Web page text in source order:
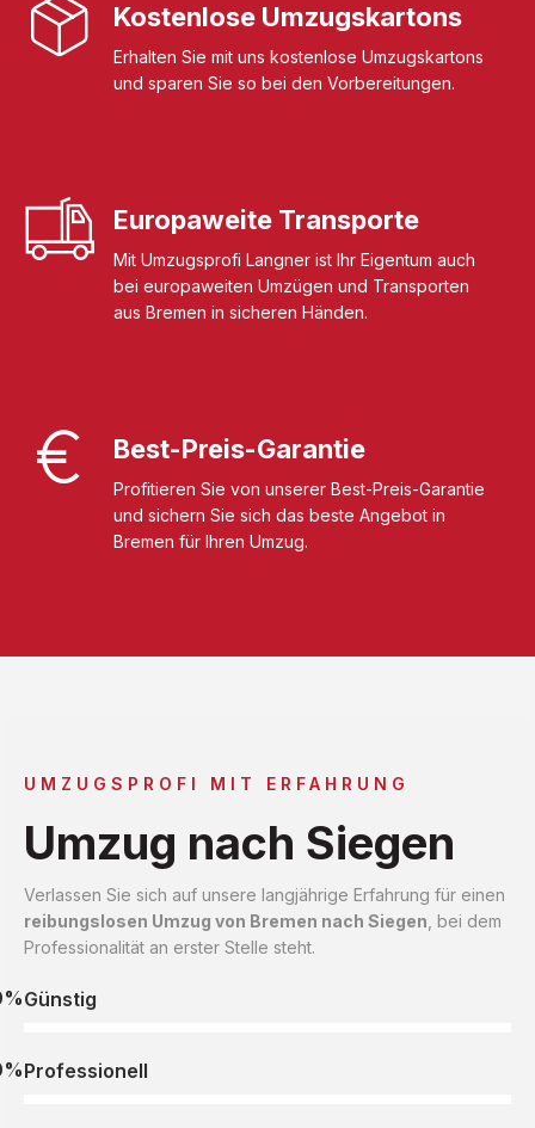
Kostenlose Umzugskartons
Erhalten Sie mit uns kostenlose Umzugskartons
und sparen Sie so bei den Vorbereitungen.
Europaweite Transporte
Mit Umzugsprofi Langner ist Ihr Eigentum auch
bei europaweiten Umzügen und Transporten
aus Bremen in sicheren Händen.
Best-Preis-Garantie
Profitieren Sie von unserer Best-Preis-Garantie
und sichern Sie sich das beste Angebot in
Bremen für Ihren Umzug.
UMZUGSPROFI MIT ERFAHRUNG
Umzug nach Siegen
Verlassen Sie sich auf unsere langjährige Erfahrung für einen
reibungslosen Umzug von Bremen nach Siegen , bei dem
Professionalität an erster Stelle steht.
Günstig
Professionell